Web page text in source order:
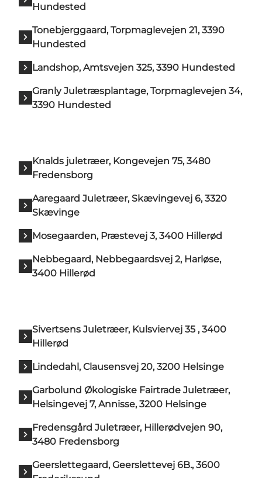
Hundested
Tonebjerggaard, Torpmaglevejen 21, 3390
Hundested
Landshop, Amtsvejen 325, 3390 Hundested
Granly Juletræsplantage, Torpmaglevejen 34,
3390 Hundested
Knalds juletræer, Kongevejen 75, 3480
Fredensborg
Aaregaard Juletræer, Skævingevej 6, 3320
Skævinge
Mosegaarden, Præstevej 3, 3400 Hillerød
Nebbegaard, Nebbegaardsvej 2, Harløse,
3400 Hillerød
Sivertsens Juletræer, Kulsviervej 35 , 3400
Hillerød
Lindedahl, Clausensvej 20, 3200 Helsinge
Garbolund Økologiske Fairtrade Juletræer,
Helsingevej 7, Annisse, 3200 Helsinge
Fredensgård Juletræer, Hillerødvejen 90,
3480 Fredensborg
Geerslettegaard, Geerslettevej 6B., 3600